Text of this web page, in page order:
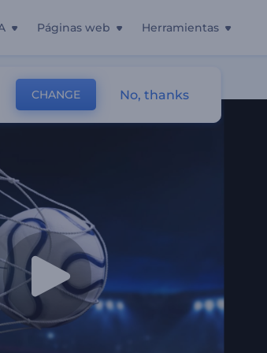
Páginas web Herramientas
CHANGE No, thanks